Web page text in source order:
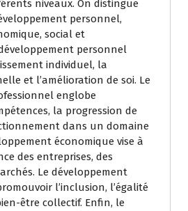
niveaux. On distingue
personnel,
social et
personnel
individuel, la
et l’amélioration de soi. Le
englobe
la progression de
dans un domaine
économique vise à
des entreprises, des
Le développement
l’inclusion, l’égalité
être collectif. Enfin, le